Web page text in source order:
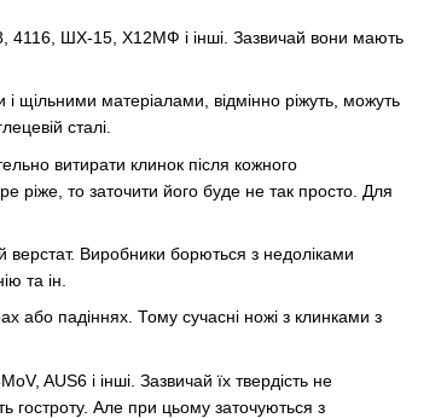
4116, ШХ-15, Х12МФ і інші. Зазвичай вони мають
щільними матеріалами, відмінно ріжуть, можуть
сталі.
витирати клинок після кожного
ріже, то заточити його буде не так просто. Для
верстат. Виробники борються з недоліками
та ін.
або падіннях. Тому сучасні ножі з клинками з
AUS6 і інші. Зазвичай їх твердість не
Але при цьому заточуються з